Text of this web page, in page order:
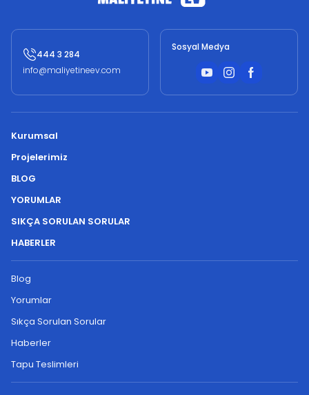
444 3 284
info@maliyetineev.com
Sosyal Medya
Kurumsal
Projelerimiz
BLOG
YORUMLAR
SIKÇA SORULAN SORULAR
HABERLER
Blog
Yorumlar
Sıkça Sorulan Sorular
Haberler
Tapu Teslimleri